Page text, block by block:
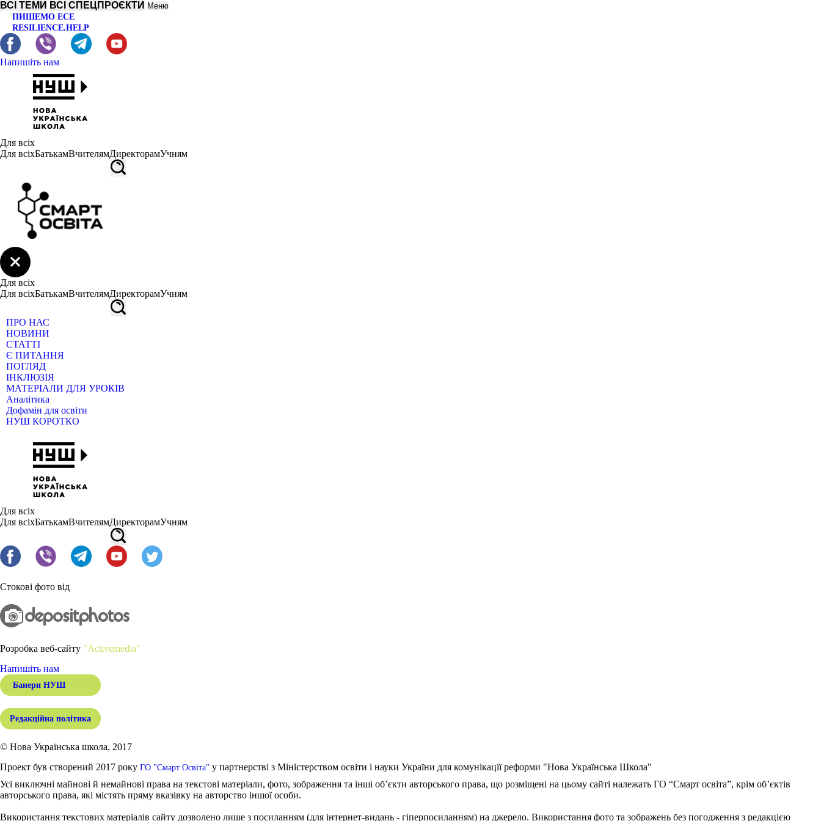
ВСІ ТЕМИ ВСІ СПЕЦПРОЄКТИ Меню
ПИШЕМО ЕСЕ
RESILIENCE.HELP
Напишіть нам
Для всіх
Для всіхБатькамВчителямДиректорамУчням
Для всіх
Для всіхБатькамВчителямДиректорамУчням
ПРО НАС
НОВИНИ
СТАТТІ
Є ПИТАННЯ
ПОГЛЯД
ІНКЛЮЗІЯ
МАТЕРІАЛИ ДЛЯ УРОКІВ
Аналітика
Дофамін для освіти
НУШ КОРОТКО
Для всіх
Для всіхБатькамВчителямДиректорамУчням
Стокові фото від
Розробка веб-сайту "Activemedia"
Напишіть нам
Банери НУШ
Редакційна політика
© Нова Українська школа, 2017
Проект був створений 2017 року ГО "Смарт Освіта" у партнерстві з Міністерством освіти і науки України для комунікації реформи "Нова Українська Школа"
Усі виключні майнові й немайнові права на текстові матеріали, фото, зображення та інші об’єкти авторського права, що розміщені на цьому сайті належать ГО “Смарт освіта”, крім об’єктів
авторського права, які містять пряму вказівку на авторство іншої особи.
Використання текстових матеріалів сайту дозволено лише з посиланням (для інтернет-видань - гіперпосиланням) на джерело. Використання фото та зображень без погодження з редакцією